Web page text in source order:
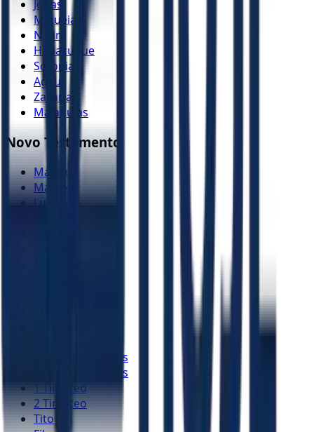
Jonas
Miquéias
Naum
Habacuque
Sofonias
Ageu
Zacarias
Malaquias
Novo Testamento
Mateus
Marcos
Lucas
1 Tessalonicenses
2 Tessalonicenses
1 Timóteo
2 Timóteo
Tito